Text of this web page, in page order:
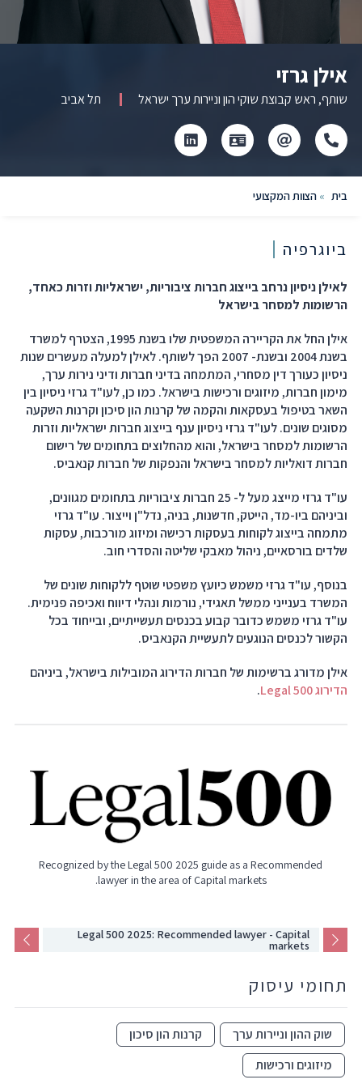
אילן גרזי
שותף, ראש קבוצת שוקי הון וניירות ערך ישראל תל אביב
Click
to
copy
this
phone
the
clipboard
Click
to
copy
this
email
clipboard
לחץ
כדי
להוריד
לחץ
כדי
לעבור
בית » הצוות המקצועי
ביוגרפיה
לאילן ניסיון נרחב בייצוג חברות ציבוריות, ישראליות וזרות כאחד,
הרשומות למסחר בישראל
אילן החל את הקריירה המשפטית שלו בשנת 1995, הצטרף למשרד
בשנת 2004 ובשנת- 2007 הפך לשותף. לאילן למעלה מעשרים שנות
ניסיון כעורך דין מסחרי, המתמחה בדיני חברות ודיני נירות ערך,
מימון חברות, מיזוגים ורכישות בישראל. כמו כן, לעו"ד גרזי ניסיון בין
השאר בטיפול בעסקאות והקמה של קרנות הון סיכון וקרנות השקעה
מסוגים שונים. לעו"ד גרזי ניסיון ענף בייצוג חברות ישראליות וזרות
הרשומות למסחר בישראל, והוא מהחלוצים בתחומים של רישום
חברות דואליות למסחר בישראל והנפקות של חברות קנאביס.
עו"ד גרזי מייצג מעל ל- 25 חברות ציבוריות בתחומים מגוונים,
וביניהם ביו-מד, הייטק, חדשנות, בניה, נדל"ן וייצור. עו"ד גרזי
מתמחה בייצוג לקוחות בעסקות רכישה ומיזוג מורכבות, עסקות
שלדים בורסאיים, ניהול מאבקי שליטה והסדרי חוב.
בנוסף, עו"ד גרזי משמש כיועץ משפטי שוטף ללקוחות שונים של
המשרד בענייני ממשל תאגידי, נורמות ונהלי דיווח ואכיפה פנימית.
עו"ד גרזי משמש כדובר קבוע בכנסים תעשייתיים, ובייחוד בכל
הקשור לכנסים הנוגעים לתעשיית הקנאביס.
אילן מדורג ברשימות של חברות הדירוג המובילות בישראל, ביניהם
הדירוג Legal 500
.
Recognized by the Legal 500 2025 guide as a Recommended
lawyer in the area of Capital markets.
Legal 500 2025: Recommended lawyer - Capital
markets
תחומי עיסוק
שוק ההון וניירות ערך
קרנות הון סיכון
מיזוגים ורכישות